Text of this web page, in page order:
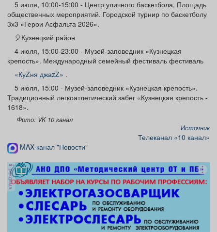
5 июля, 10:00-15:00 - Центр уличного баскетбола, Площадь
общественных мероприятий. Городской турнир по баскетболу
3х3 «Герои Асфальта 2026».
🎈Кузнецкий район
4 июля, 15:00-23:00 - Музей-заповедник «Кузнецкая
крепость». Международный семейный фестиваль фестиваль
«КуZня джаzZ» .
5 июля, 15:00 - Музей-заповедник «Кузнецкая крепость».
Традиционный легкоатлетический забег «Кузнецкая крепость -
1618».
Фото: VK 10 канал
Источник
Телеканал «10 канал»
MAX-канал "Новости"
реклама